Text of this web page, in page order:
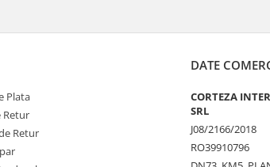
Plata
Retur
Retur
DATE
CORTEZA
SRL
J08/2166/2018
RO39910796